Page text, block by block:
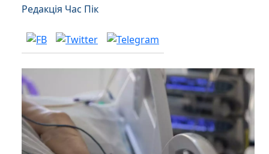
Редакція Час Пік